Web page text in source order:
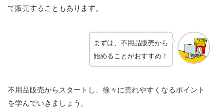
て販売することもあります。
まずは、不用品販売から
始めることがおすすめ！
不用品販売からスタートし、徐々に売れやすくなるポイント
を学んでいきましょう。